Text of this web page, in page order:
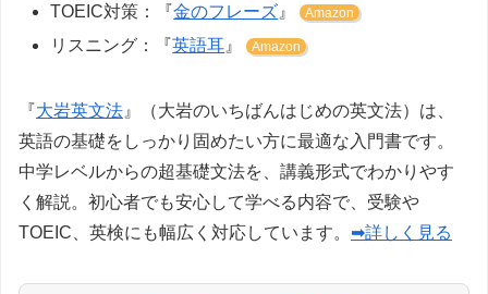
TOEIC対策：『金のフレーズ 』 Amazon
リスニング：『英語耳 』 Amazon
『大岩英文法 』（大岩のいちばんはじめの英文法）は、
英語の基礎をしっかり固めたい方に最適な入門書です。
中学レベルからの超基礎文法を、講義形式でわかりやす
く解説。初心者でも安心して学べる内容で、受験や
TOEIC、英検にも幅広く対応しています。 ➡詳しく見る